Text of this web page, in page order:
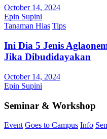
October 14, 2024
Epin Supini
Tanaman Hias Tips
Ini Dia 5 Jenis
Jika Dibudidayakan
October 14, 2024
Epin Supini
Seminar & Workshop
Event Goes to Campus Info